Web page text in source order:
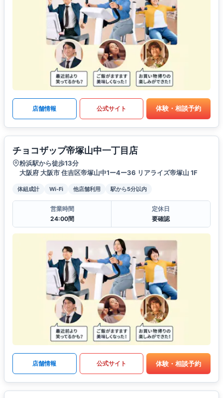
店舗情報 公式サイト 体験・相談予約
チョコザップ帝塚山中一丁目店
粉浜駅から徒歩13分
大阪府 大阪市 住吉区帝塚山中1ー4ー36 リアライズ帝塚山 1F
体組成計 Wi-Fi 他店舗利用 駅から5分以内
営業時間
24:00間
定休日
要確認
店舗情報 公式サイト 体験・相談予約